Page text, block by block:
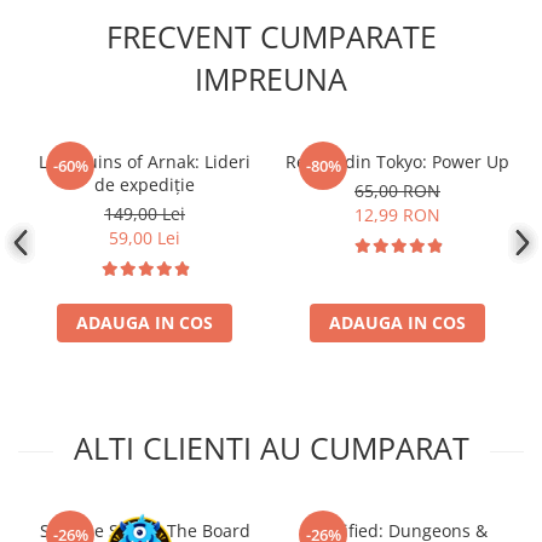
Neverrift TCG
Riftbound League of Legends TCG
Hololive
Magic The Gathering TCG
One Piece Card Game
Grand Archive TCG
Carti singles
FRECVENT CUMPARATE
IMPREUNA
-60%
Lost Ruins of Arnak: Lideri
de expediție
149,00 Lei
59,00 Lei
ADAUGA IN COS
-80%
Regele din Tokyo: Power Up
65,00 RON
12,99 RON
ADAUGA IN COS
ALTI CLIENTI AU CUMPARAT
-26%
Slay the Spire - The Board
-26%
Horrified: Dungeons &